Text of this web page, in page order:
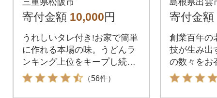
寄付金額 10,000円
うれしいタレ付き!お家で簡単
に作れる本場の味。うどんラ
ンキング上位をキープし続け
る三重のご当地うどん
（56件）
せ」長
寄付金額
創業百年の
技が生み出
の数々をお
い。